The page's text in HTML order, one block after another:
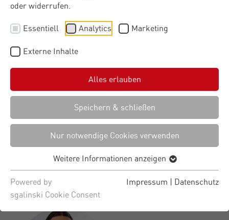
oder widerrufen.
Essentiell Analytics Marketing
Externe Inhalte
Alles erlauben
Speichern & schließen
Nur notwendige Cookies verwenden
Weitere Informationen anzeigen
Powered by
sgalinski Cookie Consent
Impressum | Datenschutz
Unternehmen strategisch tun? Und wie geht es mit dem
Data Act in den kommenden Jahren weiter?
©